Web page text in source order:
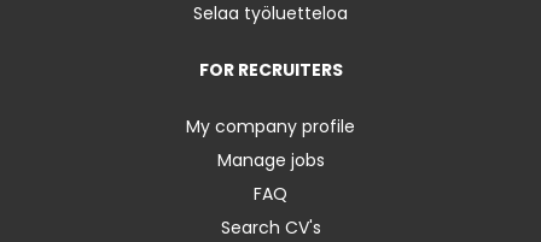
Selaa työluetteloa
FOR RECRUITERS
My company profile
Manage jobs
FAQ
Search CV's